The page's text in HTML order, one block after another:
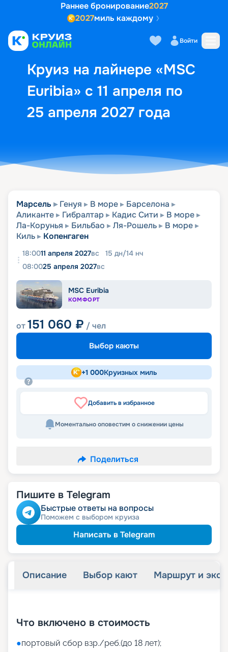
Раннее бронирование2027
2027миль каждому
Войти
Круиз на лайнере «MSC
Euribia» с 11 апреля по
25 апреля 2027 года
Выбор кают Маршрут и
Марсель Генуя В море
Барселона
Аликанте
Гибралтар Кадис Сити
В море
Ла-Корунья
Бильбао Ля-Рошель
В море
Киль
Копенгаген
18:0011 апреля 2027вс 15 дн/14 нч
08:0025 апреля 2027вс
MSC Euribia
КОМФОРТ
от151 060 ₽ / чел
Выбор каюты
+1 000Круизных миль
Добавить в избранное
Моментально оповестим о снижении цены
Поделиться
Пишите в Telegram
Быстрые ответы на вопросы
Поможем с выбором круиза
Написать в Telegram
Описание Выбор кают Маршрут и
Что включено в стоимость
●портовый сбор взр./реб.(до 18 лет);